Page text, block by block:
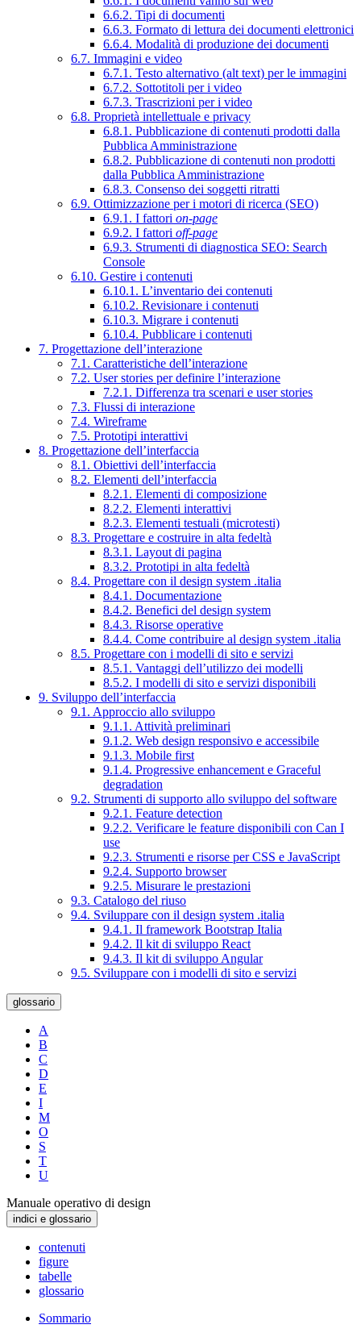
6.6.2. Tipi di documenti
6.6.3. Formato di lettura dei documenti elettronici
6.6.4. Modalità di produzione dei documenti
6.7. Immagini e video
6.7.1. Testo alternativo (alt text) per le immagini
6.7.2. Sottotitoli per i video
6.7.3. Trascrizioni per i video
6.8. Proprietà intellettuale e privacy
6.8.1. Pubblicazione di contenuti prodotti dalla
Pubblica Amministrazione
6.8.2. Pubblicazione di contenuti non prodotti
dalla Pubblica Amministrazione
6.8.3. Consenso dei soggetti ritratti
6.9. Ottimizzazione per i motori di ricerca (SEO)
6.9.1. I fattori on-page
6.9.2. I fattori off-page
6.9.3. Strumenti di diagnostica SEO: Search
Console
6.10. Gestire i contenuti
6.10.1. L’inventario dei contenuti
6.10.2. Revisionare i contenuti
6.10.3. Migrare i contenuti
6.10.4. Pubblicare i contenuti
7. Progettazione dell’interazione
7.1. Caratteristiche dell’interazione
7.2. User stories per definire l’interazione
7.2.1. Differenza tra scenari e user stories
7.3. Flussi di interazione
7.4. Wireframe
7.5. Prototipi interattivi
8. Progettazione dell’interfaccia
8.1. Obiettivi dell’interfaccia
8.2. Elementi dell’interfaccia
8.2.1. Elementi di composizione
8.2.2. Elementi interattivi
8.2.3. Elementi testuali (microtesti)
8.3. Progettare e costruire in alta fedeltà
8.3.1. Layout di pagina
8.3.2. Prototipi in alta fedeltà
8.4. Progettare con il design system .italia
8.4.1. Documentazione
8.4.2. Benefici del design system
8.4.3. Risorse operative
8.4.4. Come contribuire al design system .italia
8.5. Progettare con i modelli di sito e servizi
8.5.1. Vantaggi dell’utilizzo dei modelli
8.5.2. I modelli di sito e servizi disponibili
9. Sviluppo dell’interfaccia
9.1. Approccio allo sviluppo
9.1.1. Attività preliminari
9.1.2. Web design responsivo e accessibile
9.1.3. Mobile first
9.1.4. Progressive enhancement e Graceful
degradation
9.2. Strumenti di supporto allo sviluppo del software
9.2.1. Feature detection
9.2.2. Verificare le feature disponibili con Can I
use
9.2.3. Strumenti e risorse per CSS e JavaScript
9.2.4. Supporto browser
9.2.5. Misurare le prestazioni
9.3. Catalogo del riuso
9.4. Sviluppare con il design system .italia
9.4.1. Il framework Bootstrap Italia
9.4.2. Il kit di sviluppo React
9.4.3. Il kit di sviluppo Angular
9.5. Sviluppare con i modelli di sito e servizi
glossario
A
B
C
D
E
I
M
O
S
T
U
Manuale operativo di design
indici e glossario
contenuti
figure
tabelle
glossario
Sommario